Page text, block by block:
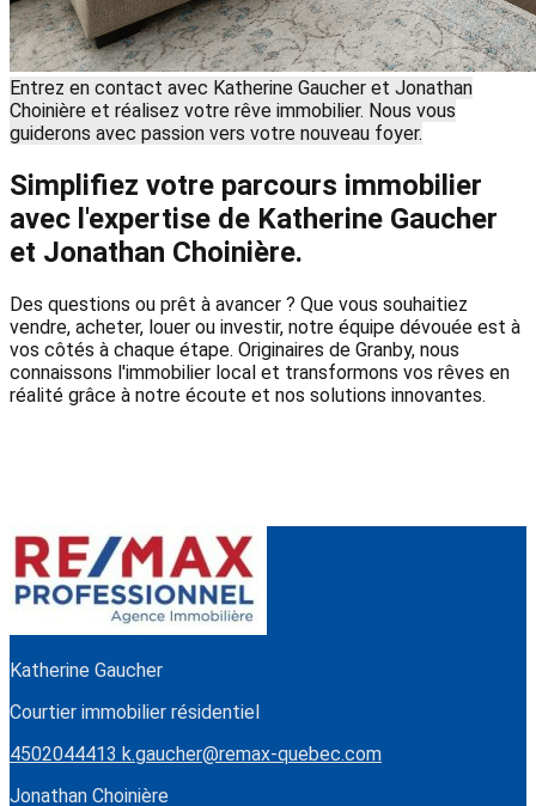
Entrez en contact avec Katherine Gaucher et Jonathan
Choinière et réalisez votre rêve immobilier. Nous vous
guiderons avec passion vers votre nouveau foyer.
Simplifiez votre parcours immobilier
avec l'expertise de Katherine Gaucher
et Jonathan Choinière.
Des questions ou prêt à avancer ? Que vous souhaitiez
vendre, acheter, louer ou investir, notre équipe dévouée est à
vos côtés à chaque étape. Originaires de Granby, nous
connaissons l'immobilier local et transformons vos rêves en
réalité grâce à notre écoute et nos solutions innovantes.
Katherine Gaucher
Courtier immobilier résidentiel
4502044413 k.gaucher@remax-quebec.com
Jonathan Choinière